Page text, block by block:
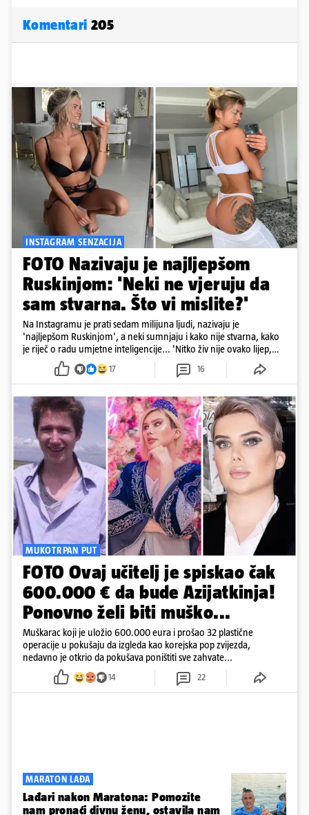
Komentari 205
INSTAGRAM SENZACIJA
FOTO Nazivaju je najljepšom
Ruskinjom: 'Neki ne vjeruju da
sam stvarna. Što vi mislite?'
Na Instagramu je prati sedam milijuna ljudi, nazivaju je
'najljepšom Ruskinjom', a neki sumnjaju i kako nije stvarna, kako
je riječ o radu umjetne inteligencije... 'Nitko živ nije ovako lijep,
sigurno je AI', stoji u jednom komentaru pod njezinim
objavama...
17 16
MUKOTRPAN PUT
FOTO Ovaj učitelj je spiskao čak
600.000 € da bude Azijatkinja!
Ponovno želi biti muško...
Muškarac koji je uložio 600.000 eura i prošao 32 plastične
operacije u pokušaju da izgleda kao korejska pop zvijezda,
nedavno je otkrio da pokušava poništiti sve zahvate...
14 22
MARATON LAĐA
Lađari nakon Maratona: Pomozite
nam pronaći divnu ženu, ostavila nam